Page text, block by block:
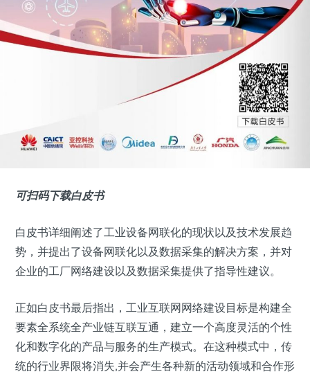
可扫码下载白皮书
白皮书详细阐述了工业设备网联化的现状以及技术发展趋
势，并提出了设备网联化以及数据采集的解决方案，并对
企业的工厂网络建设以及数据采集提供了指导性建议。
正如白皮书最后指出，工业互联网网络建设目标是构建全
要素全系统全产业链互联互通，建立一个高度灵活的个性
化和数字化的产品与服务的生产模式。在这种模式中，传
统的行业界限将消失,并会产生各种新的活动领域和合作形